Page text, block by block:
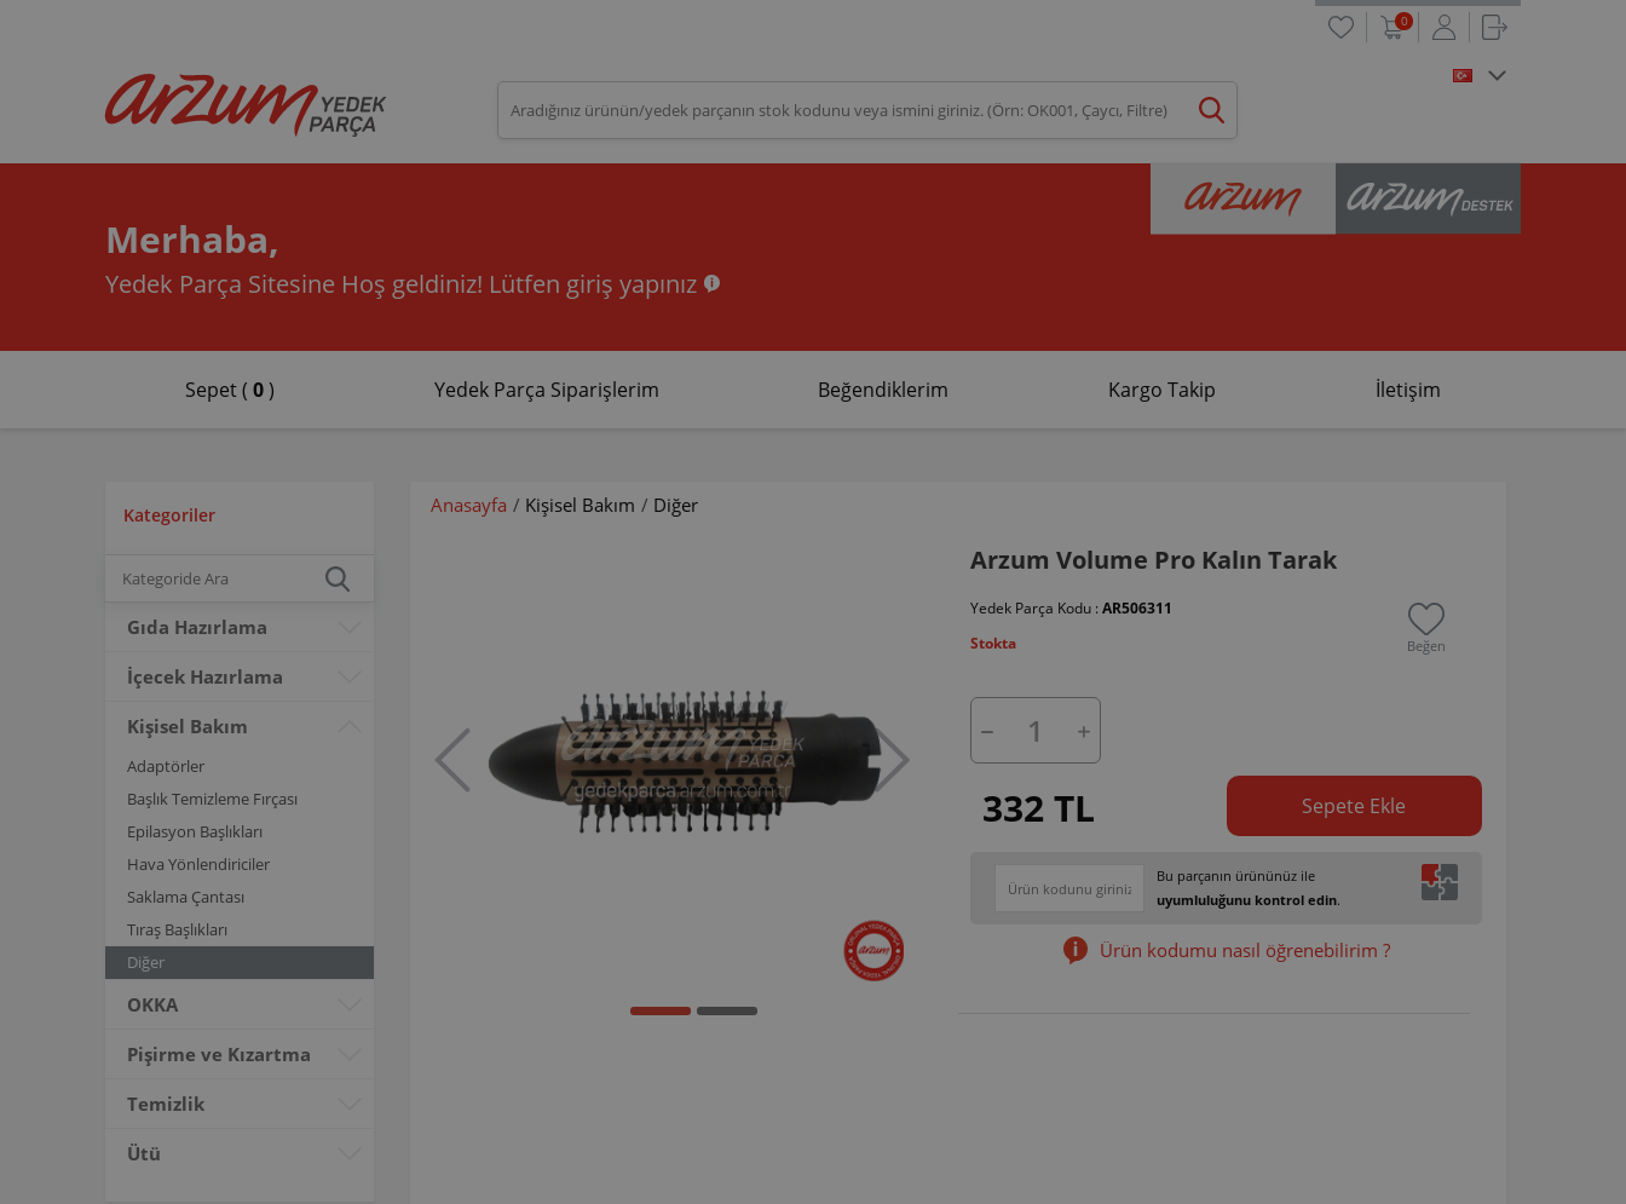
0
Merhaba,
Yedek Parça Sitesine Hoş geldiniz! Lütfen giriş yapınız
Sepet ( 0) Yedek Parça Siparişlerim Beğendiklerim Kargo Takip İletişim
Kategoriler
Gıda Hazırlama
İçecek Hazırlama
Kişisel Bakım
Adaptörler
Başlık Temizleme Fırçası
Epilasyon Başlıkları
Hava Yönlendiriciler
Saklama Çantası
Tıraş Başlıkları
Diğer
OKKA
Pişirme ve Kızartma
Temizlik
Ütü
Anasayfa / Kişisel Bakım / Diğer
Arzum Volume Pro Kalın Tarak
Yedek Parça Kodu : AR506311
Stokta
Beğen
332 TL Sepete Ekle
Bu parçanın ürününüz ile
uyumluluğunu kontrol edin.
Ürün kodumu nasıl öğrenebilirim ?